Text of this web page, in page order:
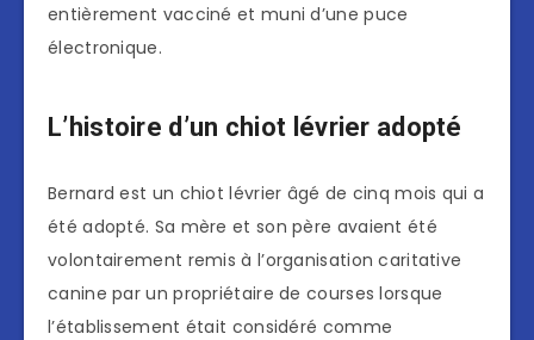
entièrement vacciné et muni d’une puce
électronique.
L’histoire d’un chiot lévrier adopté
Bernard est un chiot lévrier âgé de cinq mois qui a
été adopté. Sa mère et son père avaient été
volontairement remis à l’organisation caritative
canine par un propriétaire de courses lorsque
l’établissement était considéré comme